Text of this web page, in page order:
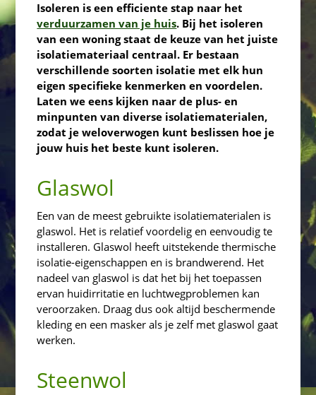
Isoleren is een efficiente stap naar het
verduurzamen van je huis. Bij het isoleren
van een woning staat de keuze van het juiste
isolatiemateriaal centraal. Er bestaan
verschillende soorten isolatie met elk hun
eigen specifieke kenmerken en voordelen.
Laten we eens kijken naar de plus- en
minpunten van diverse isolatiematerialen,
zodat je weloverwogen kunt beslissen hoe je
jouw huis het beste kunt isoleren.
Glaswol
Een van de meest gebruikte isolatiematerialen is
glaswol. Het is relatief voordelig en eenvoudig te
installeren. Glaswol heeft uitstekende thermische
isolatie-eigenschappen en is brandwerend. Het
nadeel van glaswol is dat het bij het toepassen
ervan huidirritatie en luchtwegproblemen kan
veroorzaken. Draag dus ook altijd beschermende
kleding en een masker als je zelf met glaswol gaat
werken.
Steenwol